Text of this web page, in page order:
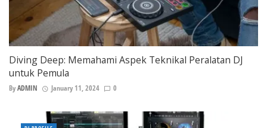
Diving Deep: Memahami Aspek Teknikal Peralatan DJ
untuk Pemula
ByADMIN January 11, 2024 0